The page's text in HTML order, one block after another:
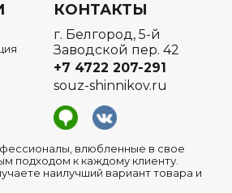
влюбленные в свое
подходом к каждому клиенту.
наилучший вариант товара и
КОНТАКТЫ
г. Белгород, 5-й
Заводской пер. 42
+7 4722 207-291
souz-shinnikov.ru